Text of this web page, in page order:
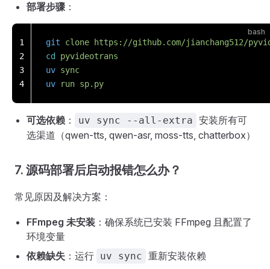
部署步骤：
bash
git clone https://github.com/jianchang512/
cd
pyvideotrans
uv sync
uv run sp.py
1
2
3
4
可选依赖 ： uv sync --all-extra 安装所有可
选渠道（qwen-tts, qwen-asr, moss-tts, chatterbox）
7. 源码部署后启动报错怎么办？
常见原因及解决方案：
FFmpeg 未安装 ：确保系统已安装 FFmpeg 且配置了
环境变量
依赖缺失 ：运行 uv sync 重新安装依赖